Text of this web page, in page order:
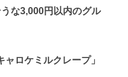
な3,000円以内のグル
ロケミルクレープ」